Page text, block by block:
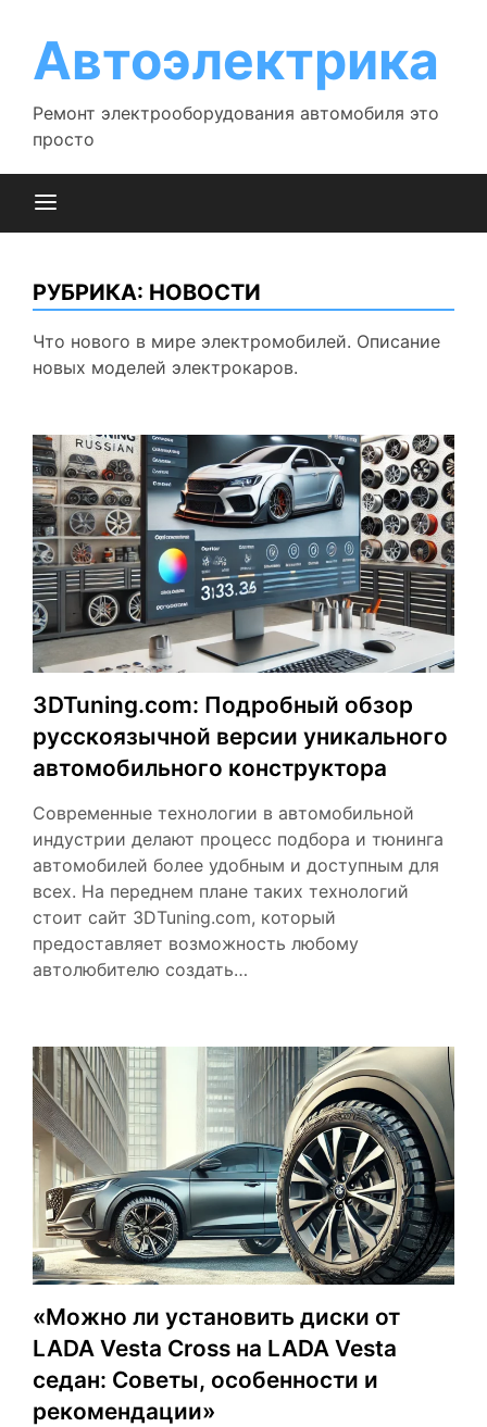
содержимому
Автоэлектрика
Ремонт электрооборудования автомобиля это
просто
РУБРИКА: НОВОСТИ
Что нового в мире электромобилей. Описание
новых моделей электрокаров.
3DTuning.com: Подробный обзор
русскоязычной версии уникального
автомобильного конструктора
Современные технологии в автомобильной
индустрии делают процесс подбора и тюнинга
автомобилей более удобным и доступным для
всех. На переднем плане таких технологий
стоит сайт 3DTuning.com, который
предоставляет возможность любому
автолюбителю создать…
«Можно ли установить диски от
LADA Vesta Cross на LADA Vesta
седан: Советы, особенности и
рекомендации»